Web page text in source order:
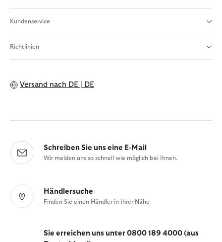
Kundenservice
Richtlinien
Versand nach DE | DE
Schreiben Sie uns eine E-Mail
Wir melden uns so schnell wie möglich bei Ihnen.
Händlersuche
Finden Sie einen Händler in Ihrer Nähe
Sie erreichen uns unter 0800 189 4000 (aus